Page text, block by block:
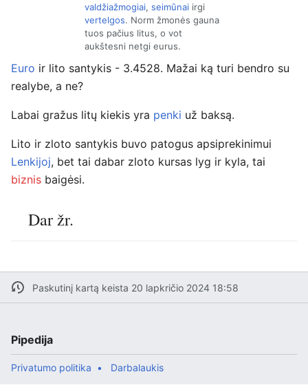
valdžiažmogiai, seimūnai irgi
vertelgos. Norm žmonės gauna
tuos pačius litus, o vot
aukštesni netgi eurus.
Euro ir lito santykis - 3.4528. Mažai ką turi bendro su
realybe, a ne?
Labai gražus litų kiekis yra penki už baksą.
Lito ir zloto santykis buvo patogus apsiprekinimui
Lenkijoj, bet tai dabar zloto kursas lyg ir kyla, tai
biznis baigėsi.
Dar žr.
Paskutinį kartą keista 20 lapkričio 2024 18:58
Pipedija
Privatumo politika Darbalaukis